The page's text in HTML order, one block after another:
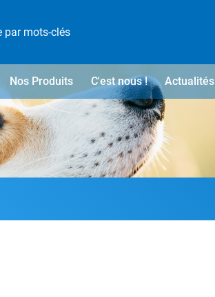
Nos Produits C'est nous ! Actualités